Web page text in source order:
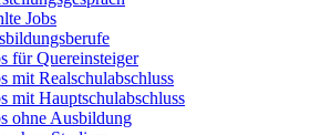
Jobs
für Quereinsteiger
mit Realschulabschluss
mit Hauptschulabschluss
ohne Ausbildung